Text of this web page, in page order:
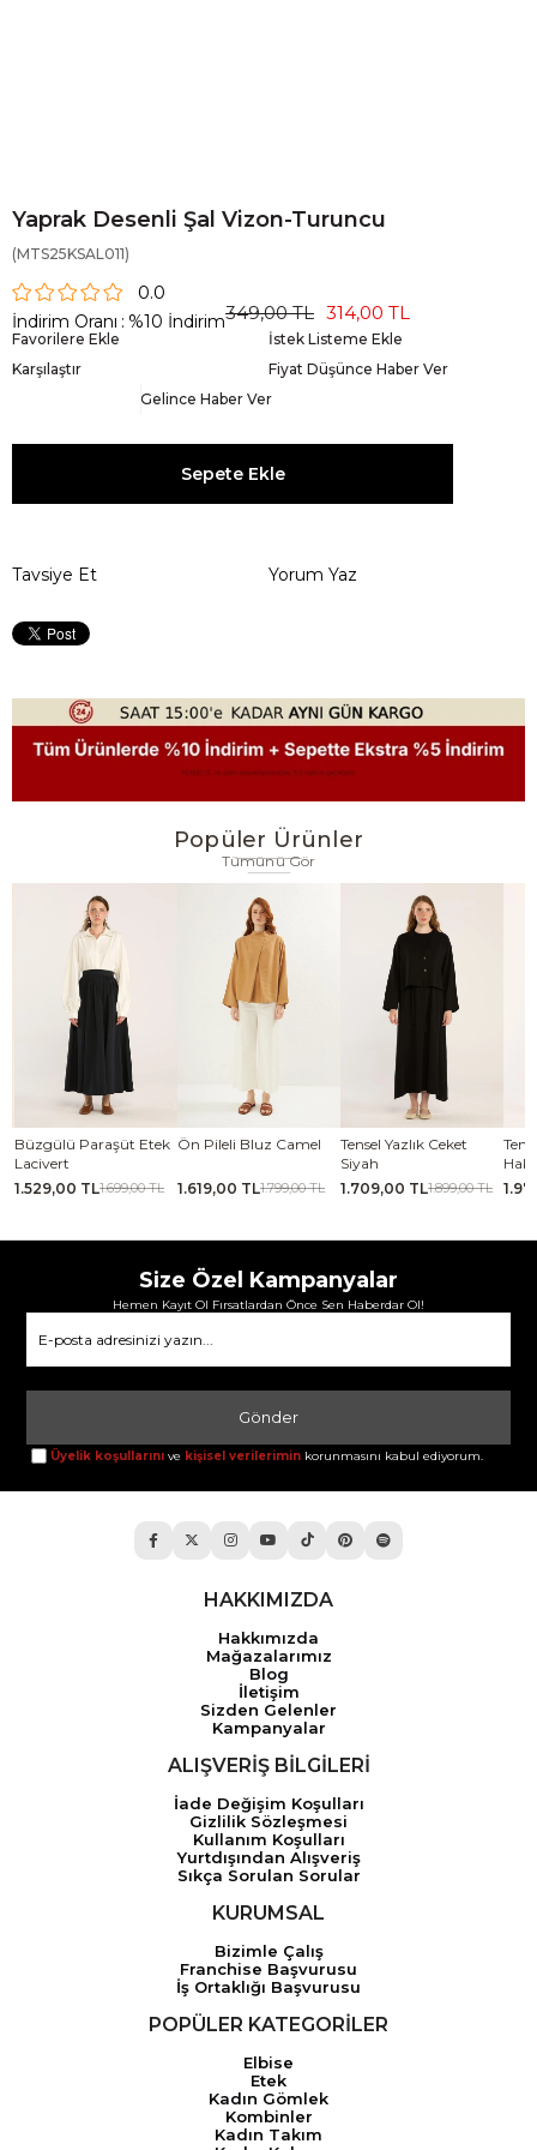
Yaprak Desenli Şal Vizon-Turuncu
(MTS25KSAL011)
0.0
İndirim Oranı : %10 İndirim349,00 TL 314,00 TL
Favorilere Ekle
İstek Listeme Ekle
Karşılaştır
Fiyat Düşünce Haber Ver
Gelince Haber Ver
Tavsiye Et Yorum Yaz
Popüler Ürünler
Tümünü Gör
Paraşüt Etek
TL1.699,00 TL
Ön Pileli Bluz Camel
1.619,00 TL1.799,00 TL
Tensel Yazlık Ceket
1.709,00 TL1.899,00 TL
Tensel Jile
1.979,00 TL
Size Özel Kampanyalar
Hemen Kayıt Ol Fırsatlardan Önce Sen Haberdar Ol!
Gönder
Üyelik koşullarını ve kişisel verilerimin korunmasını kabul ediyorum.
HAKKIMIZDA
Hakkımızda
Mağazalarımız
Blog
İletişim
Sizden Gelenler
Kampanyalar
ALIŞVERİŞ BİLGİLERİ
İade Değişim Koşulları
Gizlilik Sözleşmesi
Kullanım Koşulları
Yurtdışından Alışveriş
Sıkça Sorulan Sorular
KURUMSAL
Bizimle Çalış
Franchise Başvurusu
İş Ortaklığı Başvurusu
POPÜLER KATEGORİLER
Elbise
Etek
Kadın Gömlek
Kombinler
Kadın Takım